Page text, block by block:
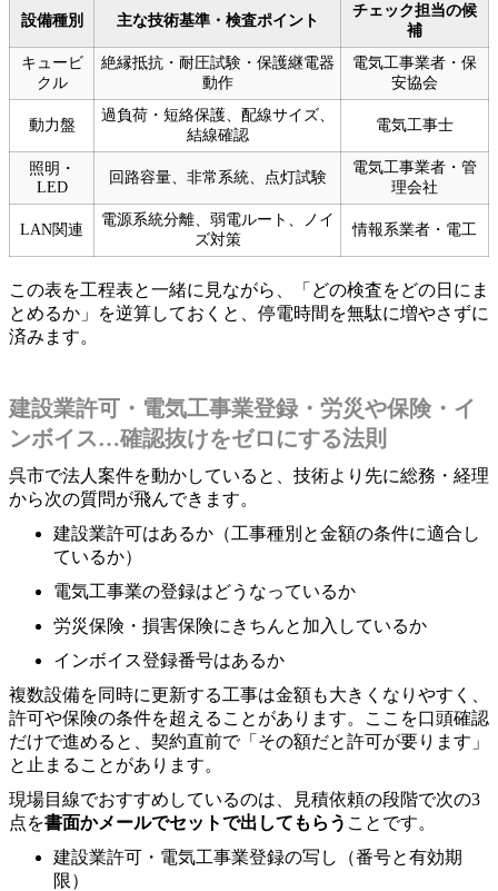
設備種別 主な技術基準・検査ポイント
チェック担当の候
補
キュービ
クル
絶縁抵抗・耐圧試験・保護継電器
動作
電気工事業者・保
安協会
動力盤
過負荷・短絡保護、配線サイズ、
結線確認
電気工事士
照明・
LED
回路容量、非常系統、点灯試験
電気工事業者・管
理会社
LAN関連
電源系統分離、弱電ルート、ノイ
ズ対策
情報系業者・電工
この表を工程表と一緒に見ながら、「どの検査をどの日にま
とめるか」を逆算しておくと、停電時間を無駄に増やさずに
済みます。
建設業許可・電気工事業登録・労災や保険・イ
ンボイス…確認抜けをゼロにする法則
呉市で法人案件を動かしていると、技術より先に総務・経理
から次の質問が飛んできます。
建設業許可はあるか（工事種別と金額の条件に適合し
ているか）
電気工事業の登録はどうなっているか
労災保険・損害保険にきちんと加入しているか
インボイス登録番号はあるか
複数設備を同時に更新する工事は金額も大きくなりやすく、
許可や保険の条件を超えることがあります。ここを口頭確認
だけで進めると、契約直前で「その額だと許可が要ります」
と止まることがあります。
現場目線でおすすめしているのは、見積依頼の段階で次の3
点を書面かメールでセットで出してもらう ことです。
建設業許可・電気工事業登録の写し（番号と有効期
限）